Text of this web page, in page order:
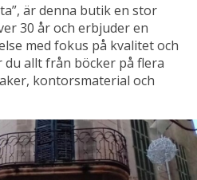
är denna butik en stor
30 år och erbjuder en
med fokus på kvalitet och
allt från böcker på flera
kontorsmaterial och